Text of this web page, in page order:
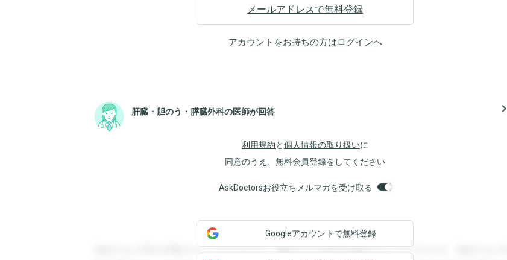
メールアドレスで無料登録
アカウントをお持ちの方はログインへ
肝臓・胆のう・膵臓外科の医師が回答 navigate_next
利用規約と個人情報の取り扱いに
同意のうえ、無料会員登録をしてください
AskDoctorsお役立ちメルマガを受け取る
登録すると回答を閲覧することができます。登録すると回答を閲覧することができます。登録すると回
Googleアカウントで無料登録